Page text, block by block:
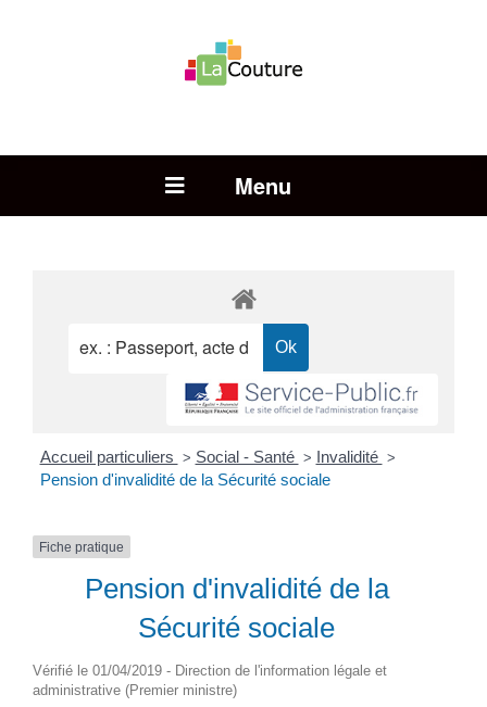
Open Menu
Accueil particuliers > Social - Santé > Invalidité >
Pension d'invalidité de la Sécurité sociale
Fiche pratique
Pension d'invalidité de la
Sécurité sociale
Vérifié le 01/04/2019 - Direction de l'information légale et
administrative (Premier ministre)